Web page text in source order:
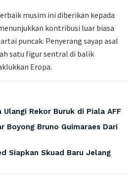
musim ini diberikan kepada
kontribusi luar biasa
puncak. Penyerang sayap asal
satu figur sentral di balik
Eropa.
Ulangi Rekor Buruk di Piala AFF
Boyong Bruno Guimaraes Dari
Siapkan Skuad Baru Jelang